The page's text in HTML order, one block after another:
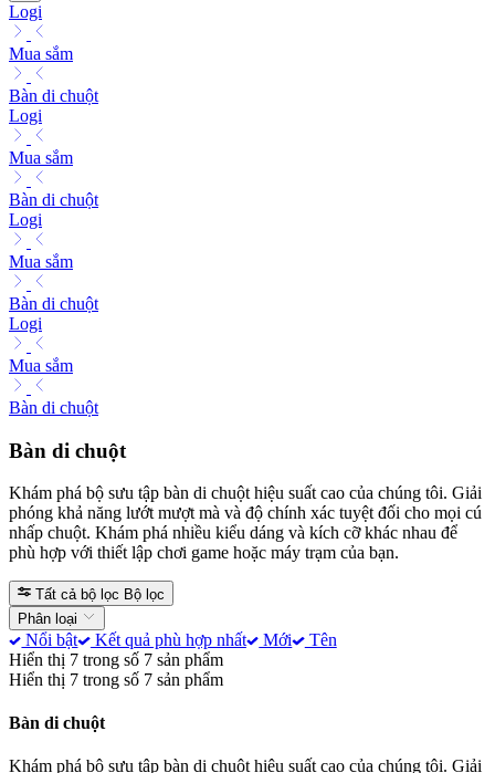
Logi
Mua sắm
Bàn di chuột
Logi
Mua sắm
Bàn di chuột
Logi
Mua sắm
Bàn di chuột
Logi
Mua sắm
Bàn di chuột
Bàn di chuột
Khám phá bộ sưu tập bàn di chuột hiệu suất cao của chúng tôi. Giải
phóng khả năng lướt mượt mà và độ chính xác tuyệt đối cho mọi cú
nhấp chuột. Khám phá nhiều kiểu dáng và kích cỡ khác nhau để
phù hợp với thiết lập chơi game hoặc máy trạm của bạn.
Tất cả bộ lọc Bộ lọc
Phân loại
Nổi bật Kết quả phù hợp nhất Mới
Tên
Hiển thị 7 trong số 7 sản phẩm
Hiển thị 7 trong số 7 sản phẩm
Bàn di chuột
Khám phá bộ sưu tập bàn di chuột hiệu suất cao của chúng tôi. Giải